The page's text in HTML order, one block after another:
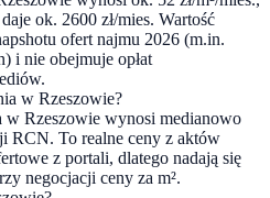
ok. 2600 zł/mies. Wartość
ofert najmu 2026 (m.in.
i nie obejmuje opłat
w Rzeszowie?
w Rzeszowie wynosi medianowo
RCN. To realne ceny z aktów
z portali, dlatego nadają się
negocjacji ceny za m².